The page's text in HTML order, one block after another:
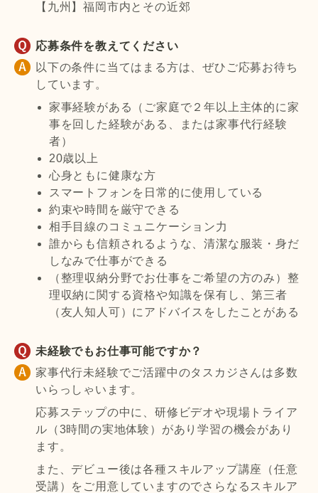
【九州】福岡市内とその近郊
応募条件を教えてください
以下の条件に当てはまる方は、ぜひご応募お待ち
しています。
家事経験がある（ご家庭で２年以上主体的に家
事を回した経験がある、または家事代行経験
者）
20歳以上
心身ともに健康な方
スマートフォンを日常的に使用している
約束や時間を厳守できる
相手目線のコミュニケーション力
誰からも信頼されるような、清潔な服装・身だ
しなみで仕事ができる
（整理収納分野でお仕事をご希望の方のみ）整
理収納に関する資格や知識を保有し、第三者
（友人知人可）にアドバイスをしたことがある
未経験でもお仕事可能ですか？
家事代行未経験でご活躍中のタスカジさんは多数
いらっしゃいます。
応募ステップの中に、研修ビデオや現場トライア
ル（3時間の実地体験）があり学習の機会があり
ます。
また、デビュー後は各種スキルアップ講座（任意
受講）をご用意していますのでさらなるスキルア